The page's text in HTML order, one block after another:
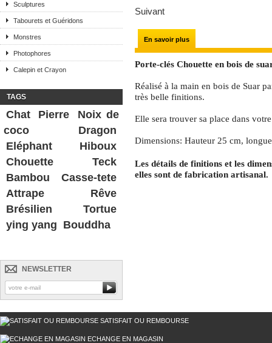
Sculptures
Tabourets et Guéridons
Monstres
Photophores
Calepin et Crayon
TAGS
Chat Pierre
Noix de
coco
Dragon
Eléphant
Hiboux
Chouette
Teck
Bambou
Casse-tete
Attrape Rêve
Brésilien
Tortue
ying yang Bouddha
NEWSLETTER
Suivant
En savoir plus
Porte-clés Chouette en bois de
Réalisé à la main en bois de Suar
très belle finitions.
Elle sera trouver sa place dans
Dimensions: Hauteur 25 cm,
Les détails de finitions et les
elles sont de fabrication artisanal.
SATISFAIT OU REMBOURSE
ECHANGE EN MAGASIN